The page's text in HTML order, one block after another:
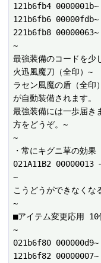
121b6fb4 0000001b~
121b6fb6 00000fdb~
221b6fb8 00000063~
~
最強装備のコードを少
火迅風魔刀（全印）~
ラセン風魔の盾（全印
が自動装備されます。
最強装備には一歩届き
方をどうぞ。~
~
・常にキグニ草の効果
021A11B2 00000013
~
こうどうができなくな
~
■アイテム変更応用
~
021b6f80 000000d9~
121b6f82 00000007~